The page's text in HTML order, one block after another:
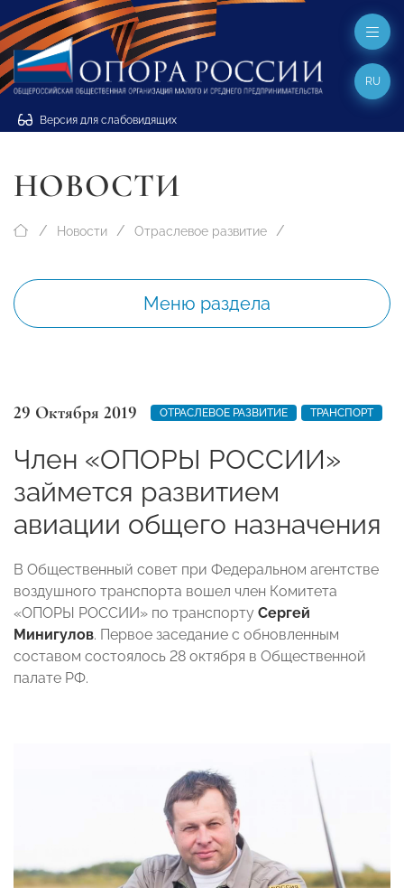
Версия для слабовидящих
RU
НОВОСТИ
Новости Отраслевое развитие
Меню раздела
29 Октября 2019 ОТРАСЛЕВОЕ РАЗВИТИЕ ТРАНСПОРТ
Член «ОПОРЫ РОССИИ»
займется развитием
авиации общего назначения
В Общественный совет при Федеральном агентстве
воздушного транспорта вошел член Комитета
«ОПОРЫ РОССИИ» по транспорту Сергей
Минигулов. Первое заседание с обновленным
составом состоялось 28 октября в Общественной
палате РФ.